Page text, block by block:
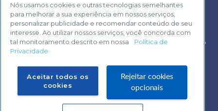
Voltar ao topo
Nós usamos cookies e outras tecnologias semelhantes
para melhorar a sua experiência em nossos serviços,
personalizar publicidade e recomendar conteúdo de seu
interesse. Ao utilizar nossos serviços, você concorda com
tal monitoramento descrito em nossa
Política de
Privacidade
Aceitar todos os
cookies
Rejeitar cookies
opcionais